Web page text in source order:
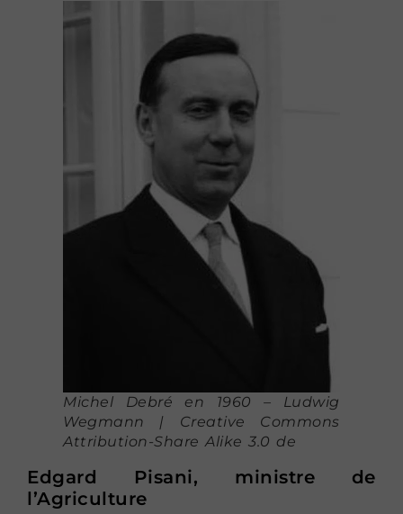
Michel Debré en 1960 – Ludwig
Wegmann | Creative Commons
Attribution-Share Alike 3.0 de
Edgard Pisani, ministre de
l’Agriculture